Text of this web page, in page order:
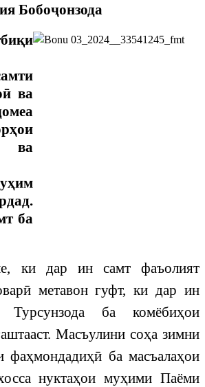
Бобоҷонзода
ва
ва
ба
ки дар ин самт фаъолият
метавон гуфт, ки дар ин
ба комёбиҳои
Масъулини соҳа зимни
фаҳмондадиҳӣ ба масъалаҳои
нуктаҳои муҳими Паёми